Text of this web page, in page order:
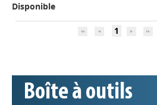
Disponible
1
Boîte à outils
Base documentaire